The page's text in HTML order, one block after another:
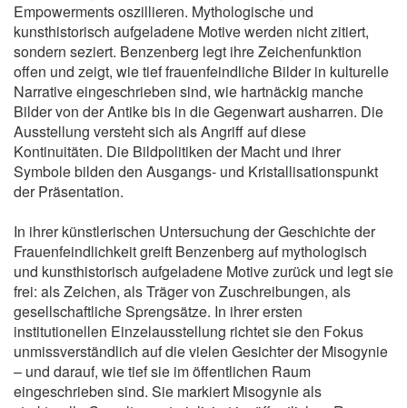
Empowerments oszillieren. Mythologische und
kunsthistorisch aufgeladene Motive werden nicht zitiert,
sondern seziert. Benzenberg legt ihre Zeichenfunktion
offen und zeigt, wie tief frauenfeindliche Bilder in kulturelle
Narrative eingeschrieben sind, wie hartnäckig manche
Bilder von der Antike bis in die Gegenwart ausharren. Die
Ausstellung versteht sich als Angriff auf diese
Kontinuitäten. Die Bildpolitiken der Macht und ihrer
Symbole bilden den Ausgangs- und Kristallisationspunkt
der Präsentation.
In ihrer künstlerischen Untersuchung der Geschichte der
Frauenfeindlichkeit greift Benzenberg auf mythologisch
und kunsthistorisch aufgeladene Motive zurück und legt sie
frei: als Zeichen, als Träger von Zuschreibungen, als
gesellschaftliche Sprengsätze. In ihrer ersten
institutionellen Einzelausstellung richtet sie den Fokus
unmissverständlich auf die vielen Gesichter der Misogynie
– und darauf, wie tief sie im öffentlichen Raum
eingeschrieben sind. Sie markiert Misogynie als